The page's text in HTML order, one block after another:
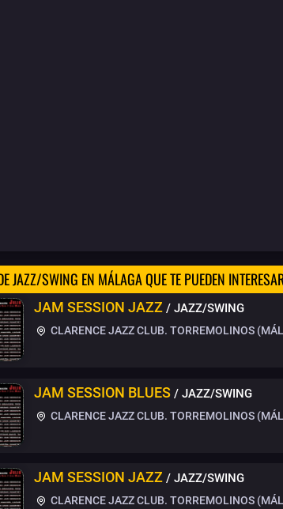
JAZZ/SWING EN MÁLAGA QUE TE PUEDEN
JAM SESSION JAZZ / JAZZ/SWING
CLARENCE JAZZ CLUB. TORREMOLINOS
JAM SESSION BLUES / JAZZ/SWING
CLARENCE JAZZ CLUB. TORREMOLINOS
JAM SESSION JAZZ / JAZZ/SWING
CLARENCE JAZZ CLUB. TORREMOLINOS